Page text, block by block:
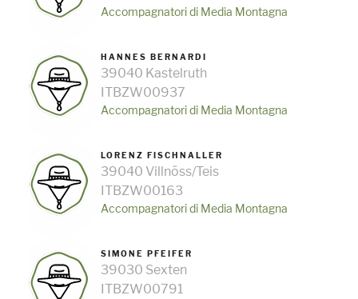
Accompagnatori di Media Montagna
HANNES BERNARDI
39040 Kastelruth
ITBZW00937
Accompagnatori di Media Montagna
LORENZ FISCHNALLER
39040 Villnöss/Teis
ITBZW00163
Accompagnatori di Media Montagna
SIMONE PFEIFER
39030 Sexten
ITBZW00791